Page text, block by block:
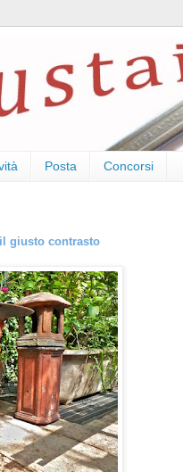
Posta Concorsi
giusto contrasto